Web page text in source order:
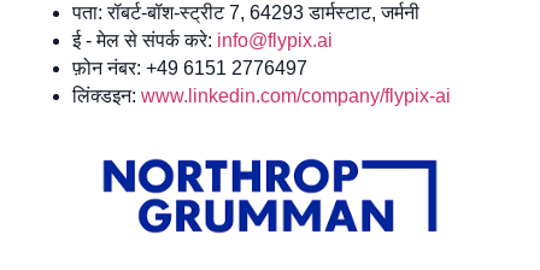
पता: रॉबर्ट-बॉश-स्ट्रीट 7, 64293 डार्मस्टाट, जर्मनी
ई - मेल से संपर्क करे: info@flypix.ai
फ़ोन नंबर: +49 6151 2776497
लिंक्डइन: www.linkedin.com/company/flypix-ai